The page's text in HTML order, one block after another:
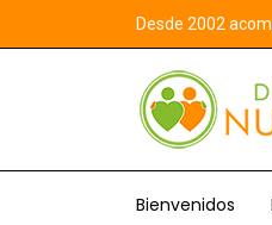
Desde 2002
Bienvenidos